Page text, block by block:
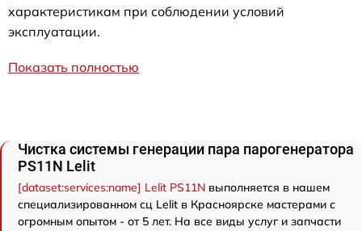
характеристикам при соблюдении условий
эксплуатации.
Показать полностью
Чистка системы генерации пара парогенератора
PS11N Lelit
[dataset:services:name] Lelit PS11N выполняется в нашем
специализированном сц Lelit в Красноярске мастерами с
огромным опытом - от 5 лет. На все виды услуг и запчасти